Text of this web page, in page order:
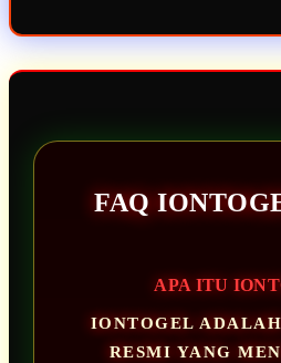
FAQ
APA ITU
IONTOGEL
RESMI YANG